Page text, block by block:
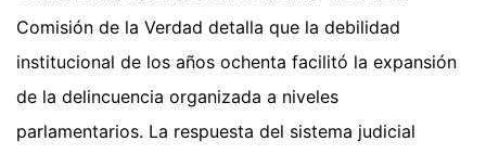
Comisión de la Verdad detalla que la debilidad
institucional de los años ochenta facilitó la expansión
de la delincuencia organizada a niveles
parlamentarios. La respuesta del sistema judicial